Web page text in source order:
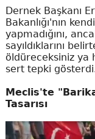
Dernek Başkanı
Bakanlığı'nın
yapmadığını,
sayıldıklarını
öldüreceksiniz ya
sert tepki
Meclis'te
Tasarısı